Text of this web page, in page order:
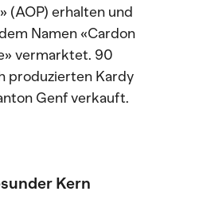
(AOP) erhalten und
Namen «Cardon
vermarktet. 90
produzierten Kardy
Genf verkauft.
Kern